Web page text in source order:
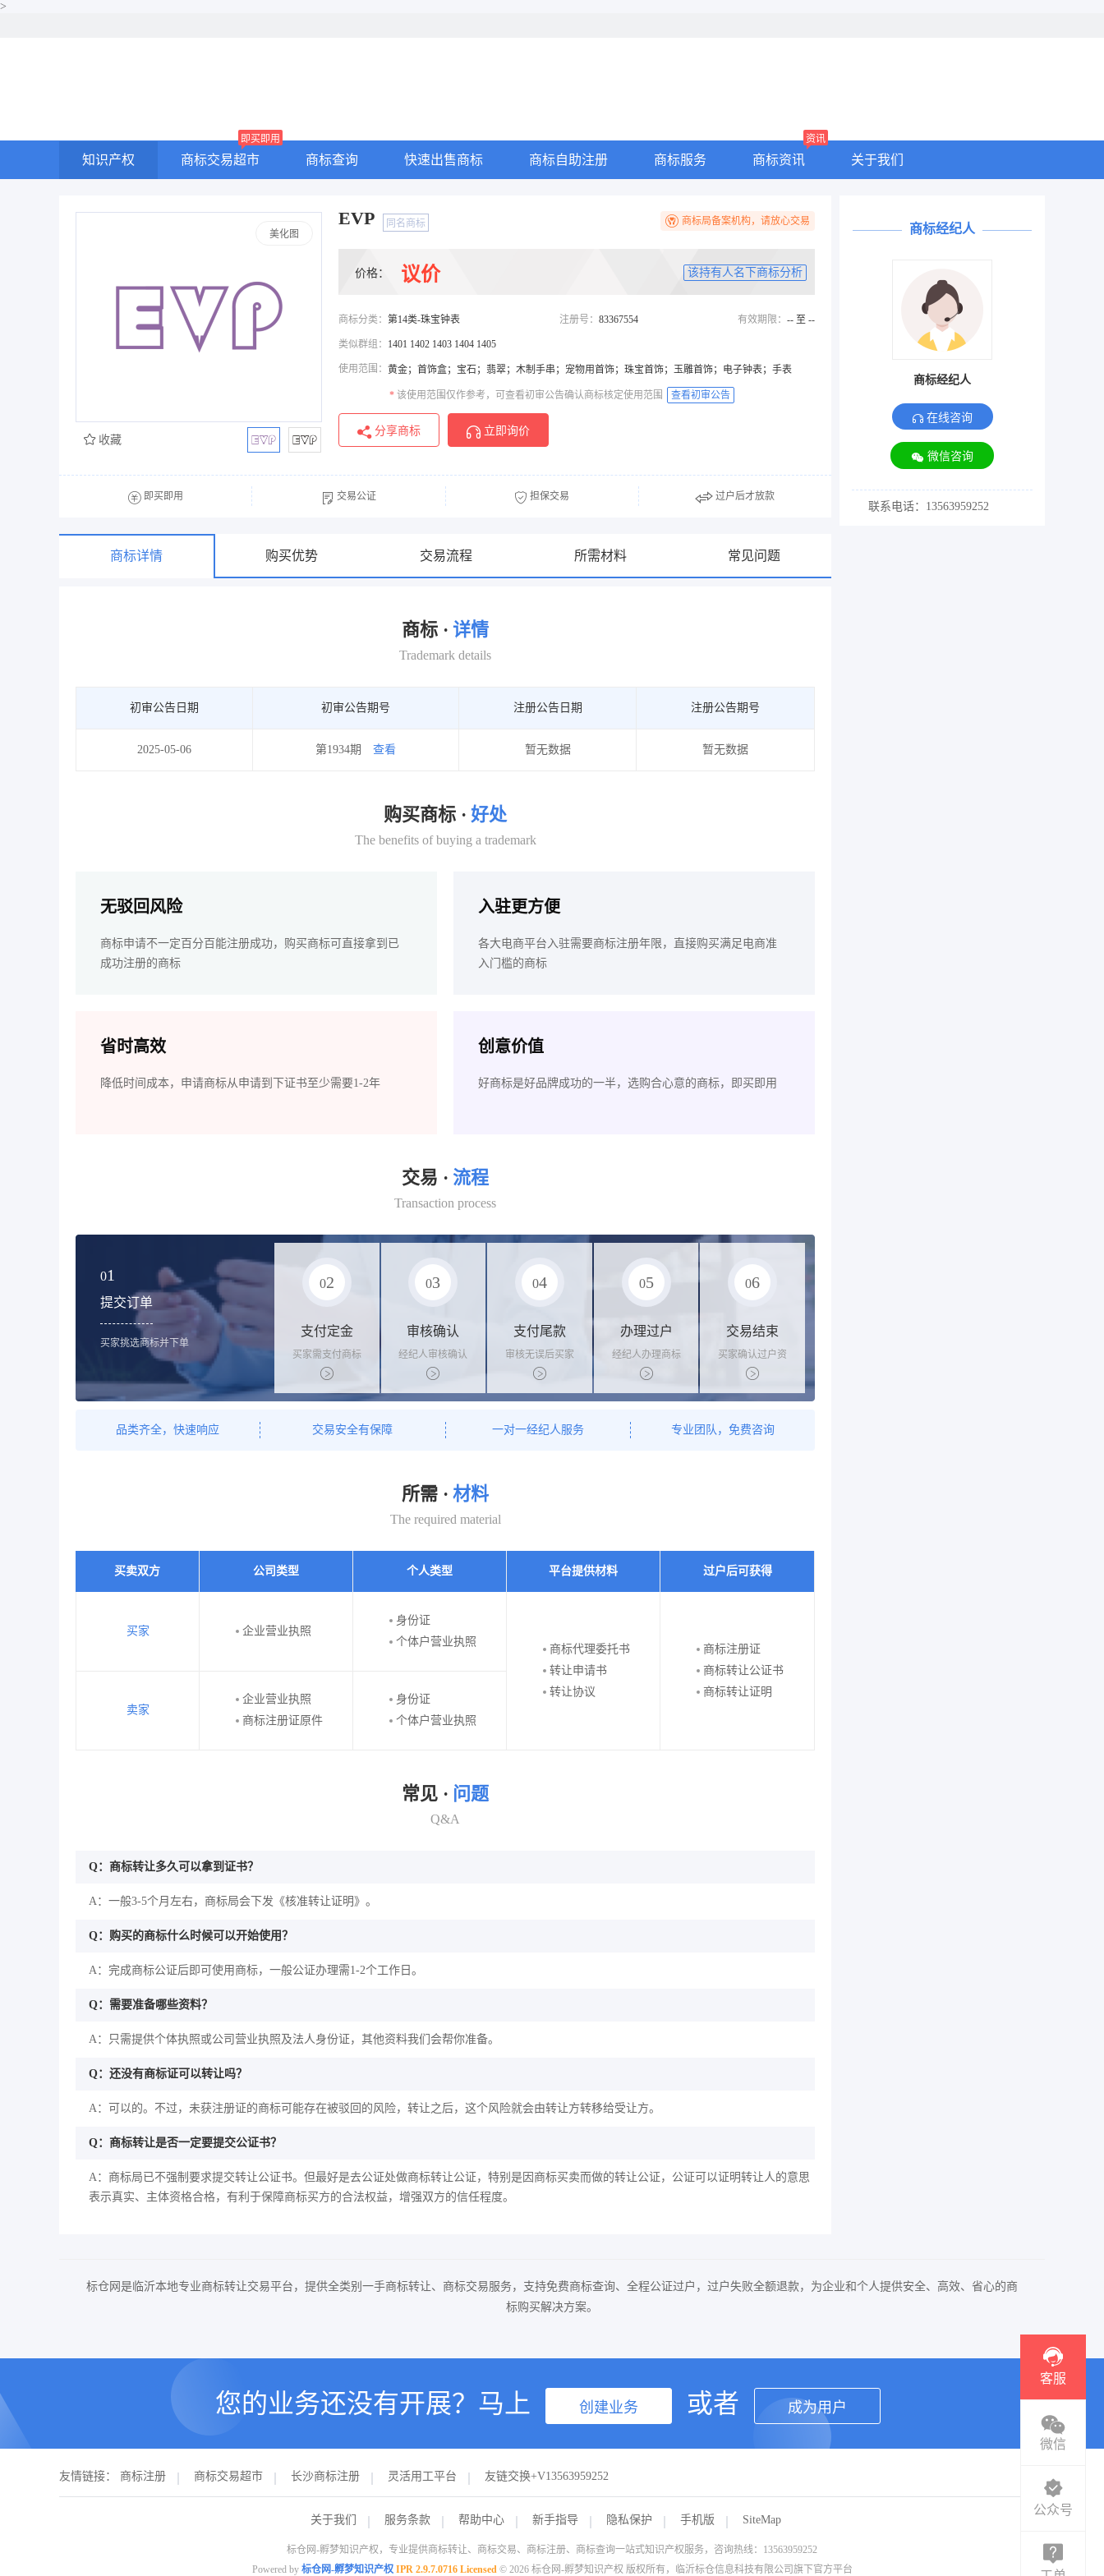
>
知识产权 商标交易超市
即买即用
商标查询 快速出售商标 商标自助注册 商标服务 商标资讯
资讯
关于我们
美化图
EVP 同名商标 商标局备案机构，请放心交易
价格： 议价 该持有人名下商标分析
商标分类： 第14类-珠宝钟表 注册号： 83367554 有效期限： -- 至 --
类似群组： 1401 1402 1403 1404 1405
使用范围： 黄金；首饰盒；宝石；翡翠；木制手串；宠物用首饰；珠宝首饰；玉雕首饰；电子钟表；手表
* 该使用范围仅作参考，可查看初审公告确认商标核定使用范围 查看初审公告
分享商标 立即询价
收藏
即买即用 交易公证 担保交易 过户后才放款
商标详情 购买优势 交易流程 所需材料 常见问题
商标 · 详情
Trademark details
初审公告日期 初审公告期号 注册公告日期 注册公告期号
2025-05-06 第1934期 查看 暂无数据 暂无数据
购买商标 · 好处
The benefits of buying a trademark
无驳回风险
商标申请不一定百分百能注册成功，购买商标可直接拿到已
成功注册的商标
入驻更方便
各大电商平台入驻需要商标注册年限，直接购买满足电商准
入门槛的商标
省时高效
降低时间成本，申请商标从申请到下证书至少需要1-2年
创意价值
好商标是好品牌成功的一半，选购合心意的商标，即买即用
交易 · 流程
Transaction process
01
提交订单
买家挑选商标并下单
02
支付定金
买家需支付商标
标价的10%的购
买订金
03
审核确认
经纪人审核确认
商标状态
04
支付尾款
审核无误后买家
支付尾款，卖家
办理相关手续
05
办理过户
经纪人办理商标
转让手续，交付
相关证书
06
交易结束
买家确认过户资
料后，平台解冻
资金支付卖家
品类齐全，快速响应 交易安全有保障 一对一经纪人服务 专业团队，免费咨询
所需 · 材料
The required material
买卖双方 公司类型 个人类型 平台提供材料 过户后可获得
买家 企业营业执照
身份证
个体户营业执照
商标代理委托书
转让申请书
转让协议
商标注册证
商标转让公证书
商标转让证明
卖家
企业营业执照
商标注册证原件
身份证
个体户营业执照
常见 · 问题
Q&A
Q：商标转让多久可以拿到证书？
A：一般3-5个月左右，商标局会下发《核准转让证明》。
Q：购买的商标什么时候可以开始使用？
A：完成商标公证后即可使用商标，一般公证办理需1-2个工作日。
Q：需要准备哪些资料？
A：只需提供个体执照或公司营业执照及法人身份证，其他资料我们会帮你准备。
Q：还没有商标证可以转让吗？
A：可以的。不过，未获注册证的商标可能存在被驳回的风险，转让之后，这个风险就会由转让方转移给受让方。
Q：商标转让是否一定要提交公证书？
A：商标局已不强制要求提交转让公证书。但最好是去公证处做商标转让公证，特别是因商标买卖而做的转让公证，公证可以证明转让人的意思
表示真实、主体资格合格，有利于保障商标买方的合法权益，增强双方的信任程度。
商标经纪人
商标经纪人
在线咨询
微信咨询
联系电话：13563959252
标仓网是临沂本地专业商标转让交易平台，提供全类别一手商标转让、商标交易服务，支持免费商标查询、全程公证过户，过户失败全额退款，为企业和个人提供安全、高效、省心的商
标购买解决方案。
您的业务还没有开展？马上 创建业务 或者 成为用户
友情链接： 商标注册 商标交易超市 长沙商标注册 灵活用工平台 友链交换+V13563959252
关于我们 服务条款 帮助中心 新手指导 隐私保护 手机版 SiteMap
标仓网-孵梦知识产权，专业提供商标转让、商标交易、商标注册、商标查询一站式知识产权服务，咨询热线：13563959252
Powered by 标仓网-孵梦知识产权 IPR 2.9.7.0716 Licensed © 2026 标仓网-孵梦知识产权 版权所有，临沂标仓信息科技有限公司旗下官方平台
客服
微信
公众号